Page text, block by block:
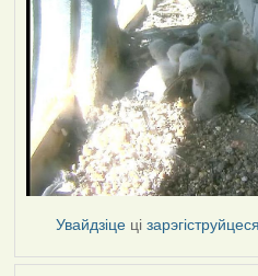
Увайдзіце цізарэгіструйцеся